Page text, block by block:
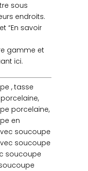
sous
endroits.
“En savoir
gamme et
ici.
, tasse
porcelaine,
en
soucoupe
soucoupe
soucoupe